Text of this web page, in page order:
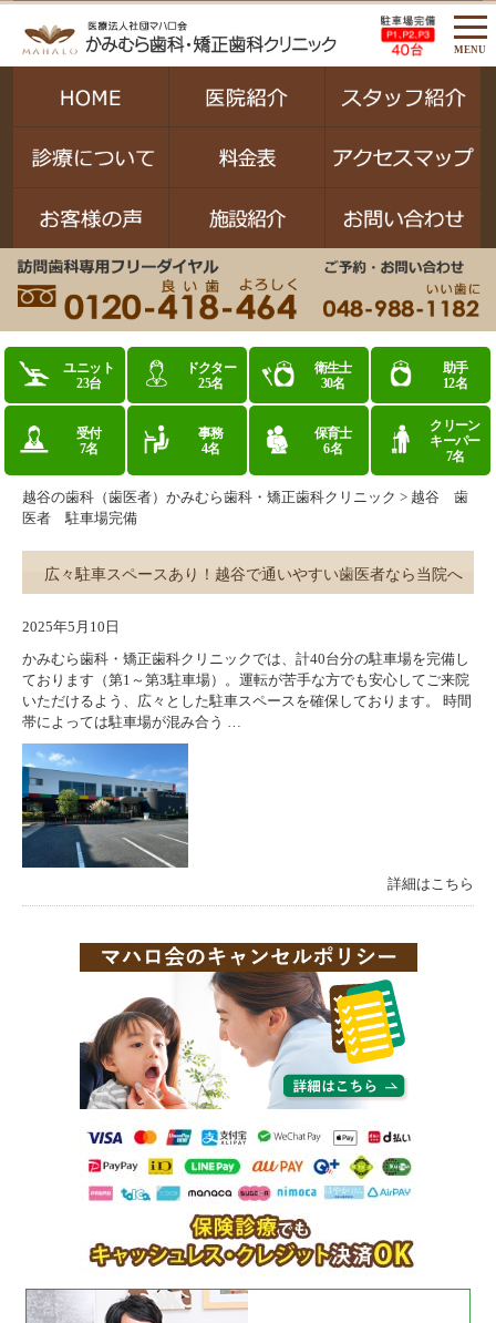
MENU
ユニット
23台
ドクター
25名
衛生士
30名
助手
12名
受付
7名
事務
4名
保育士
6名
クリーン
キーパー
7名
越谷の歯科（歯医者）かみむら歯科・矯正歯科クリニック > 越谷 歯
医者 駐車場完備
広々駐車スペースあり！越谷で通いやすい歯医者なら当院へ
2025年5月10日
かみむら歯科・矯正歯科クリニックでは、計40台分の駐車場を完備し
ております（第1～第3駐車場）。運転が苦手な方でも安心してご来院
いただけるよう、広々とした駐車スペースを確保しております。 時間
帯によっては駐車場が混み合う …
詳細はこちら